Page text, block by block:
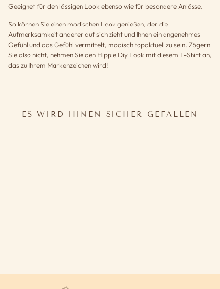
Geeignet für den lässigen Look ebenso wie für besondere Anlässe.
So können Sie einen modischen Look genießen, der die
Aufmerksamkeit anderer auf sich zieht und Ihnen ein angenehmes
Gefühl und das Gefühl vermittelt, modisch topaktuell zu sein. Zögern
Sie also nicht, nehmen Sie den Hippie Diy Look mit diesem T-Shirt an,
das zu Ihrem Markenzeichen wird!
ES WIRD IHNEN SICHER GEFALLEN